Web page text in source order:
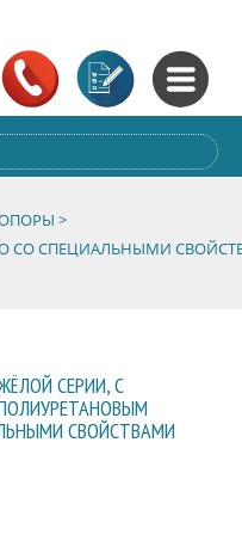
>
СО СПЕЦИАЛЬНЫМИ
СЕРИИ, С
СВОЙСТВАМИ